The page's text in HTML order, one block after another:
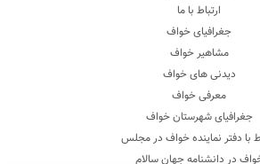
ارتباط با ما
جغرافیای خواف
مشاهیر خواف
دیدنی های خواف
معرفی خواف
جغرافیای شهرستان خواف
با دفتر نماینده خواف در مجلس
در دانشنامه جهان سالام